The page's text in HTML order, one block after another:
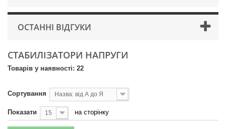
ОСТАННІ ВІДГУКИ
СТАБИЛІЗАТОРИ НАПРУГИ
Товарів у наявності: 22
Сортування Назва: від А до Я
Показати 15 на сторінку